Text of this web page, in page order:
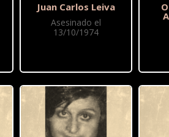
Juan Carlos Leiva
Asesinado el
13/10/1974